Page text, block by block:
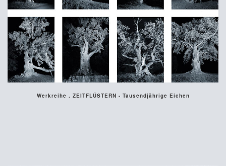
Werkreihe . ZEITFLÜSTERN - Tausendjährige Eichen